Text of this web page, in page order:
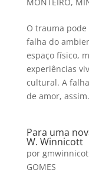
O trauma
falha do
espaço físico,
experiências
cultural. A
de amor,
Para uma
W. Winnicott
por
GOMES